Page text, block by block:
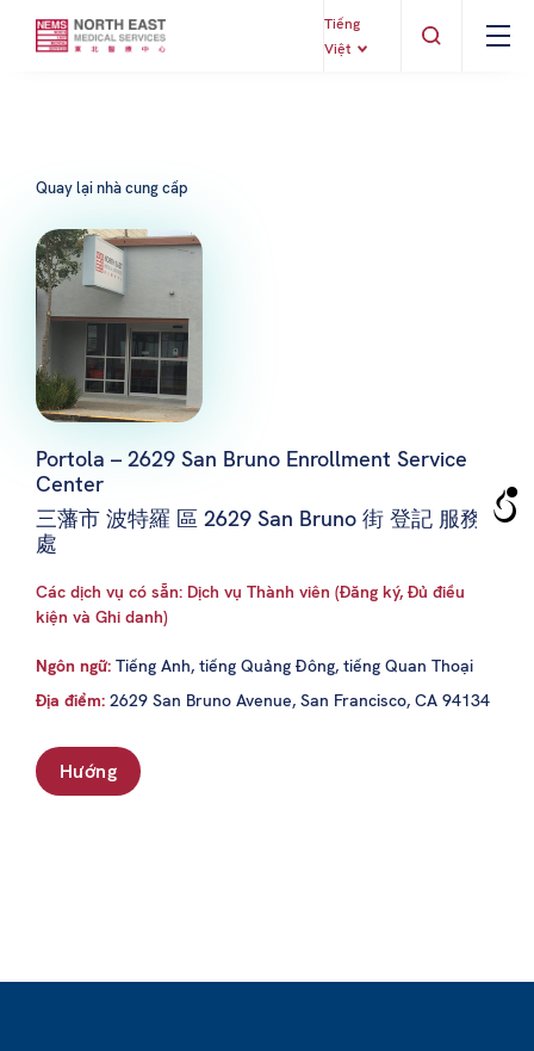
Tiếng
Việt
Quay lại nhà cung cấp
Portola – 2629 San Bruno Enrollment Service
Center
三藩市 波特羅 區 2629 San Bruno 街 登記 服務
處
Các dịch vụ có sẵn: Dịch vụ Thành viên (Đăng ký, Đủ điều
kiện và Ghi danh)
Ngôn ngữ: Tiếng Anh, tiếng Quảng Đông, tiếng Quan Thoại
Địa điểm: 2629 San Bruno Avenue, San Francisco, CA 94134
Hướng